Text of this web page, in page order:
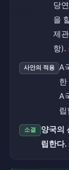
당
을
제
항).
사안의 적용
A
한
A
립
소결
양국의
립한다.